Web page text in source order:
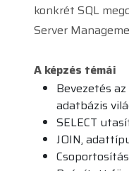
konkrét SQL
Server
A képzés témái
Bevezetés
adatbázis
SELECT
JOIN,